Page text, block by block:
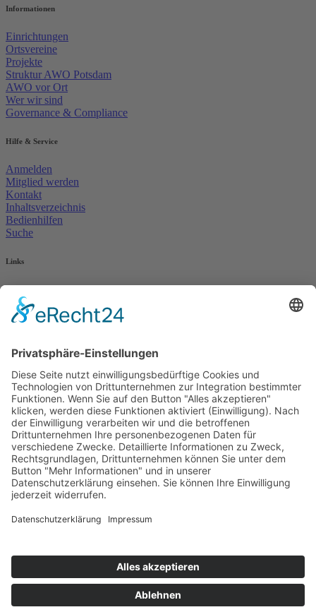
Informationen
Einrichtungen
Ortsvereine
Projekte
Struktur AWO Potsdam
AWO vor Ort
Wer wir sind
Governance & Compliance
Hilfe & Service
Anmelden
Mitglied werden
Kontakt
Inhaltsverzeichnis
Bedienhilfen
Suche
Links
AWO Jobportal
AWO Ehrenamt Portal
AWO Schulgesundheitsfachkräfte
AWO Pflegeberatung
AWO Kulturhaus Babelsberg
Arbeit mit Behinderung
AWO Büro Kindermut
Kulturland Brandenburg
AWO Selbsthilfe
AWO eLearning
Kultur für JEDEN
AWO 1plus9
Dachverband Freie Suchtselbsthilfe
© 1990 - 2026 Arbeiterwohlfahrt Bezirksverband Potsdam e. V.
Impressum|Datenschutz|Barrierefreiheitserklärung
Mutige Mutmacher*innen gesucht!